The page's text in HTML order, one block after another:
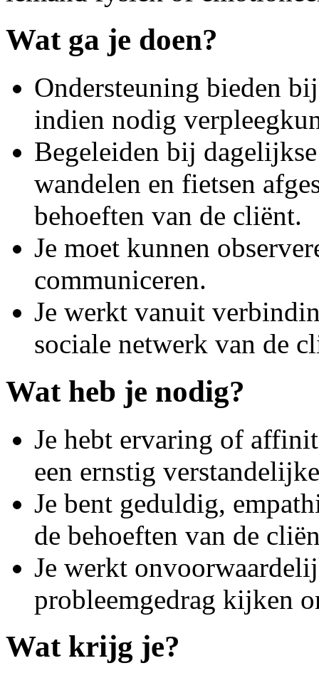
Wat ga je doen?
Ondersteuning bieden
indien nodig
Begeleiden bij
wandelen en fietsen
behoeften van de cliënt.
Je moet kunnen
communiceren.
Je werkt vanuit
sociale netwerk van de
Wat heb je nodig?
Je hebt ervaring of
een ernstig
Je bent geduldig,
de behoeften van de
Je werkt
probleemgedrag kijken
Wat krijg je?